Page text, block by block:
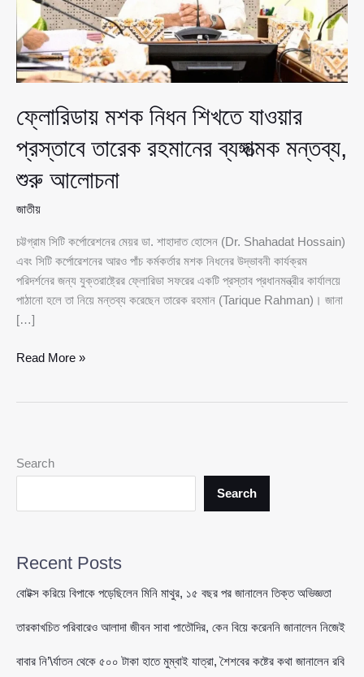
ফ্লোরিডায় মশক নিধন শিখতে যাওয়ার
প্রস্তাবে তারেক রহমানের ব্যঙ্গাত্মক মন্তব্য,
শুরু আলোচনা
জাতীয়
চট্টগ্রাম সিটি কর্পোরেশনের মেয়র ডা. শাহাদাত হোসেন (Dr. Shahadat Hossain)
এবং সিটি কর্পোরেশনের আরও পাঁচ কর্মকর্তার মশক নিধনের উদ্ভাবনী কার্যক্রম
পরিদর্শনের জন্য যুক্তরাষ্ট্রের ফ্লোরিডা সফরের একটি প্রস্তাব প্রধানমন্ত্রীর কার্যালয়ে
পাঠানো হলে তা নিয়ে মন্তব্য করেছেন তারেক রহমান (Tarique Rahman)। জানা
[…]
ফ্লোরিডায়
তারেক
ব্যঙ্গাত্মক
আলোচনা
Read More »
Search
Search
Recent Posts
বোটক্স করিয়ে বিপাকে পড়েছিলেন মিনি মাথুর, ১৫ বছর পর জানালেন তিক্ত অভিজ্ঞতা
তারকাখচিত পরিবারেও আলাদা জীবন সাবা পাতৌদির, কেন বিয়ে করেননি জানালেন নিজেই
বাবার নি’\র্যাতন থেকে ৫০০ টাকা হাতে মুম্বাই যাত্রা, শৈশবের কষ্টের কথা জানালেন রবি